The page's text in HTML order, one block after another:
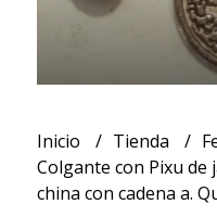
Inicio Tienda
Colgante con Pixu de
china con cadena a.